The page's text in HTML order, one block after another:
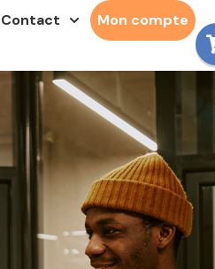
Contact Mon compte